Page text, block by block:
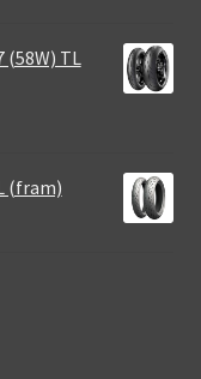
(58W) TL
(fram)